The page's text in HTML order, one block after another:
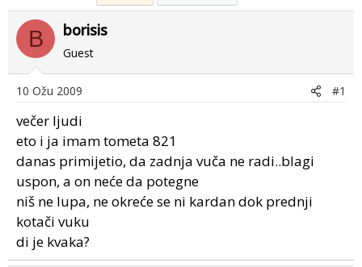
u
p
o
r
e
n
u
o
u
m
p
o
p
o
s
t
a
B borisis
Guest
10 Ožu 2009 #1
večer ljudi
eto i ja imam tometa 821
danas primijetio, da zadnja vuča ne radi..blagi
uspon, a on neće da potegne
niš ne lupa, ne okreće se ni kardan dok prednji
kotači vuku
di je kvaka?